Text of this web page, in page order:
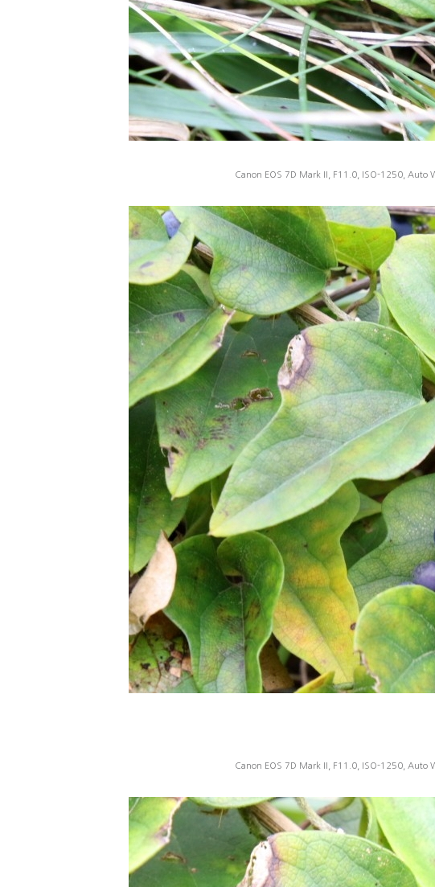
Canon EOS 7D Mark II, F11.0, ISO-1250,
Canon EOS 7D Mark II, F11.0, ISO-1250,